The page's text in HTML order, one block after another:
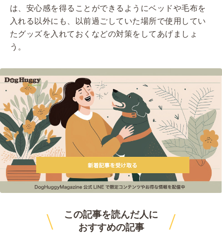
は、安心感を得ることができるようにベッドや毛布を
入れる以外にも、以前過ごしていた場所で使用してい
たグッズを入れておくなどの対策をしてあげましょ
う。
\
この記事を読んだ人に
おすすめの記事 /